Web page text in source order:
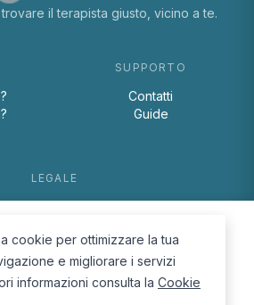
il terapista giusto, vicino a te.
SUPPORTO
Contatti
Guide
LEGALE
Cookie Policy
cookie per ottimizzare la tua
e migliorare i servizi
informazioni consulta la Cookie